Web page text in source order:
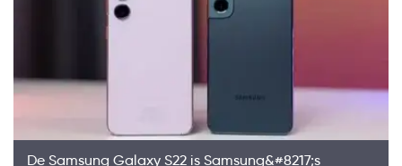
De Samsung Galaxy S22 is Samsung&#8217;s